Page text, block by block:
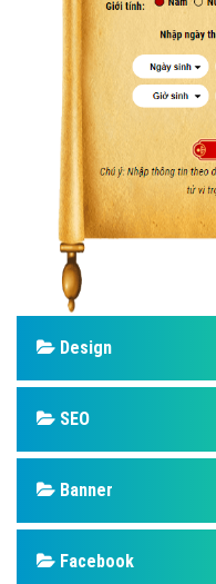
Design
SEO
Banner
Facebook